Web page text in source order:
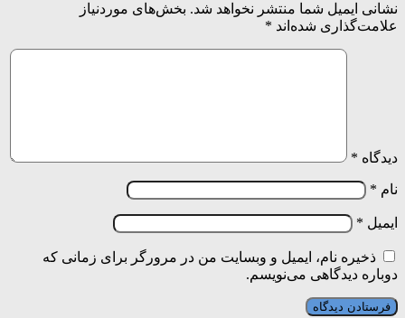
نشانی ایمیل شما منتشر نخواهد شد. بخش‌های موردنیاز
علامت‌گذاری شده‌اند *
دیدگاه *
نام *
ایمیل *
ذخیره نام، ایمیل و وبسایت من در مرورگر برای زمانی که
دوباره دیدگاهی می‌نویسم.